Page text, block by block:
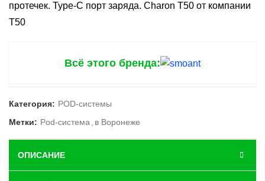
протечек. Type-C порт заряда. Charon T50 от компании
T50
Всё этого бренда:
Категория: POD-системы
Метки: Pod-система в Воронеже
ОПИСАНИЕ